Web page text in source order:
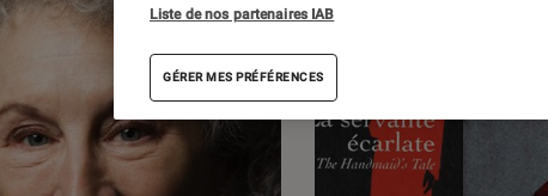
Liste de nos partenaires IAB
GÉRER MES PRÉFÉRENCES